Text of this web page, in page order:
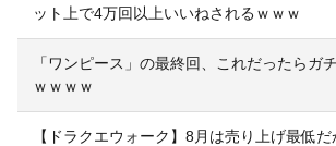
ット上で4万回以上いいねされるｗｗｗ
「ワンピース」の最終回、これだったらガ
ｗｗｗｗ
【ドラクエウォーク】8月は売り上げ最低